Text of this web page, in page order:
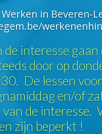
Werken in Beveren-
interesse gaan
door op
De lessen
en/of
de interesse.
zijn beperkt !